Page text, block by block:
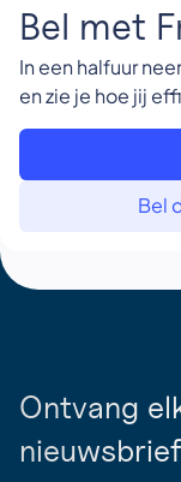
Bel met
In een halfuur
en zie je hoe jij
Bel
Ontvang